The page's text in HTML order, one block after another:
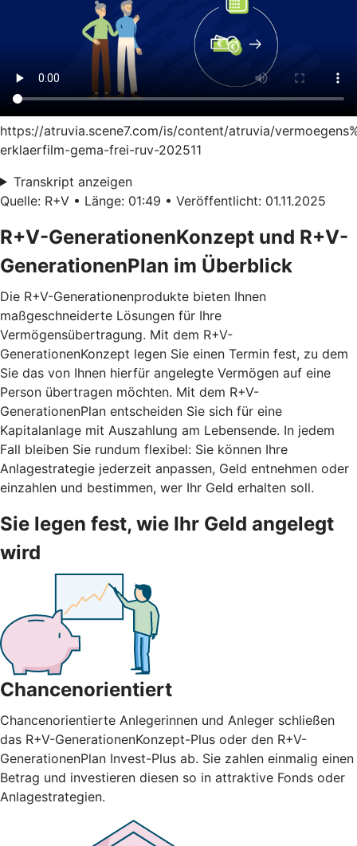
https://atruvia.scene7.com/is/content/atruvia/
erklaerfilm-gema-frei-ruv-202511
Transkript anzeigen
Quelle: R+V • Länge: 01:49 • Veröffentlicht: 01.11.2025
R+V-GenerationenKonzept und R+V-
GenerationenPlan im Überblick
Die R+V-Generationenprodukte bieten Ihnen
maßgeschneiderte Lösungen für Ihre
Vermögensübertragung. Mit dem R+V-
GenerationenKonzept legen Sie einen Termin fest, zu dem
Sie das von Ihnen hierfür angelegte Vermögen auf eine
Person übertragen möchten. Mit dem R+V-
GenerationenPlan entscheiden Sie sich für eine
Kapitalanlage mit Auszahlung am Lebensende. In jedem
Fall bleiben Sie rundum flexibel: Sie können Ihre
Anlagestrategie jederzeit anpassen, Geld entnehmen oder
einzahlen und bestimmen, wer Ihr Geld erhalten soll.
Sie legen fest, wie Ihr Geld angelegt
wird
Chancenorientiert
Chancenorientierte Anlegerinnen und Anleger schließen
das R+V-GenerationenKonzept-Plus oder den R+V-
GenerationenPlan Invest-Plus ab. Sie zahlen einmalig einen
Betrag und investieren diesen so in attraktive Fonds oder
Anlagestrategien.